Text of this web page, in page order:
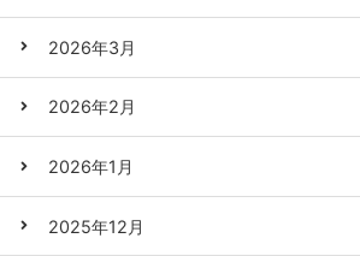
2026年3月
2026年2月
2026年1月
2025年12月